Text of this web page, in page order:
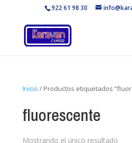
922 61 98 30
Inicio / Productos etiquetados
fluorescente
Mostrando el único resultado